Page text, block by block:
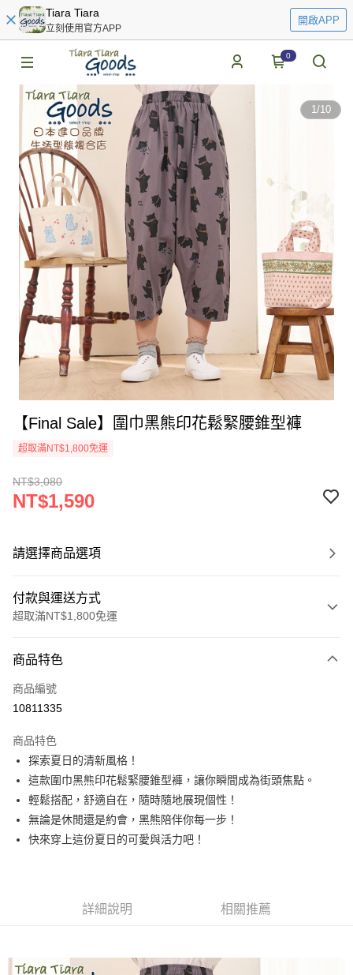
Tiara Tiara
立刻使用官方APP
開啟APP
0
1/10
【Final Sale】圍巾黑熊印花鬆緊腰錐型褲
超取滿NT$1,800免運
NT$3,080
NT$1,590
請選擇商品選項
付款與運送方式
超取滿NT$1,800免運
信用卡一次付款
超商取貨付款
Apple Pay
街口支付
悠遊付
Google Pay
AFTEE先享後付
便利好安心！
商品特色
商品編號
10811335
商品特色
探索夏日的清新風格！
這款圍巾黑熊印花鬆緊腰錐型褲，讓你瞬間成為街頭焦點。
輕鬆搭配，舒適自在，隨時隨地展現個性！
無論是休閒還是約會，黑熊陪伴你每一步！
快來穿上這份夏日的可愛與活力吧！
詳細說明 相關推薦